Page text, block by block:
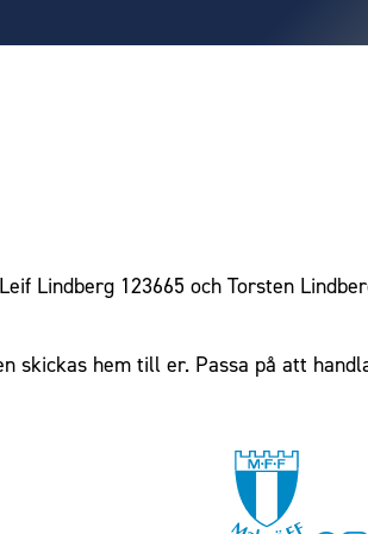
Lindberg 123665 och Torsten
skickas hem till er. Passa på att